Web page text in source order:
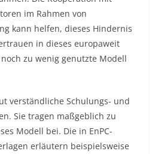
im Rahmen von
kann helfen, dieses Hindernis
in dieses europaweit
zu wenig genutzte Modell
verständliche Schulungs- und
Sie tragen maßgeblich zu
Modell bei. Die in EnPC-
erläutern beispielsweise